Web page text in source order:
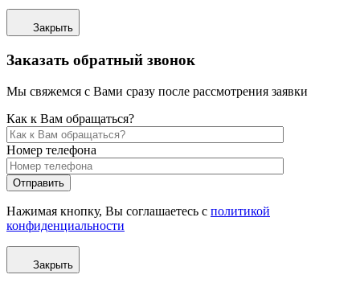
Закрыть
Заказать обратный звонок
Мы свяжемся с Вами сразу после рассмотрения заявки
Как к Вам обращаться?
Номер телефона
Отправить
Нажимая кнопку, Вы соглашаетесь с политикой
конфиденциальности
Закрыть